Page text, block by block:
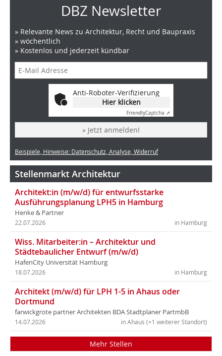
DBZ Newsletter
» Relevante News zu Architektur, Recht und Baupraxis
» wöchentlich
» Kostenlos und jederzeit kündbar
Anti-Roboter-Verifizierung
Hier klicken
FriendlyCaptcha ⇗
» Jetzt anmelden!
Beispiele, Hinweise: Datenschutz, Analyse, Widerruf
Stellenmarkt Architektur
Architekt:in (m/w/d) für entwurfsstarke
Ausführungsplanung LPH5 in Hamburg
Henke & Partner
in Hamburg
22.07.2026
Wiss. Mitarbeiter:in – Architektur und
Städtebaulicher Entwurf (m/w/d)
HafenCity Universität Hamburg
in Hamburg
18.07.2026
Architekt (m/w/d) für LPH 1-5 in Ahaus oder
Dortmund
farwickgrote partner Architekten BDA Stadtplaner PartmbB
in Ahaus (+1 weiterer Standort)
14.07.2026
Mehr Stellen